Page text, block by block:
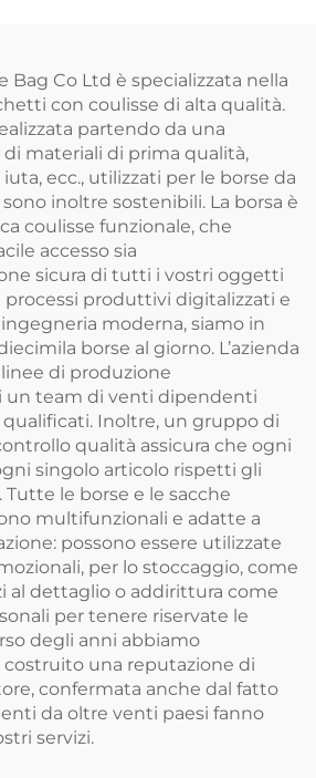
cordino
Bag Co Ltd è specializzata nella
con coulisse di alta qualità.
partendo da una
di materiali di prima qualità,
ecc., utilizzati per le borse da
inoltre sostenibili. La borsa è
coulisse funzionale, che
accesso sia
sicura di tutti i vostri oggetti
processi produttivi digitalizzati e
moderna, siamo in
borse al giorno. L’azienda
di produzione
un team di venti dipendenti
Inoltre, un gruppo di
qualità assicura che ogni
singolo articolo rispetti gli
le borse e le sacche
multifunzionali e adatte a
possono essere utilizzate
per lo stoccaggio, come
al dettaglio o addirittura come
per tenere riservate le
degli anni abbiamo
una reputazione di
confermata anche dal fatto
da oltre venti paesi fanno
servizi.